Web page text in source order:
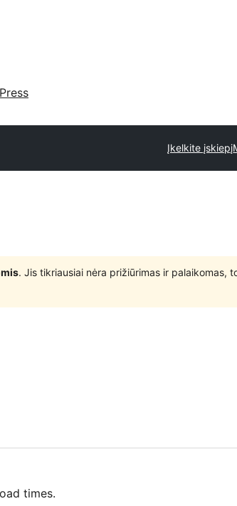
Įkelkite įskiepį
. Jis tikriausiai nėra prižiūrimas ir palaikomas,
times.